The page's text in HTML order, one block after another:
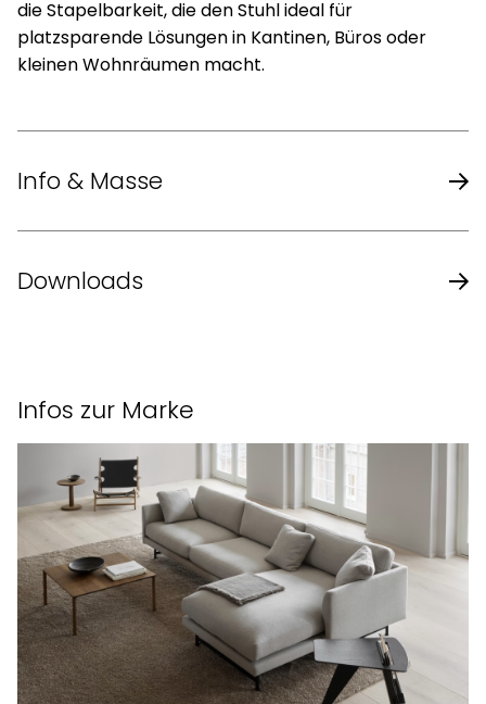
die Stapelbarkeit, die den Stuhl ideal für
platzsparende Lösungen in Kantinen, Büros oder
kleinen Wohnräumen macht.
Info & Masse
Gestell
pulverbeschichtetem Stahlrohr
Sitzschale
Papershell-Zelluloseverbundstoff,
frei von fossilem Kohlenstoff und zu
100 % biogen, geformt in Schweden
Armlehnen
schwarz pulverbeschichtetes
Aluminium
Gleiter mit Kunststoffgleitern
Downloads
Infos zur Marke